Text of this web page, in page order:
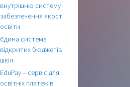
внутрішню систему
забезпечення якості
освіти
Єдина система
відкритих бюджетів
шкіл
EduPay – сервіс для
освітніх платежів